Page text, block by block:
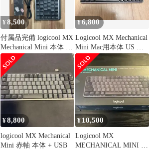
¥8,500
付属品完備 logicool MX
Mechanical Mini 本体 茶
軸
¥6,800
Logicool MX Mechanical
Mini Mac用本体 US 茶
軸
¥8,800
logicool MX Mechanical
Mini 赤軸 本体 + USB
¥ 10,500
Logicool MX
MECHANICAL MINI 茶